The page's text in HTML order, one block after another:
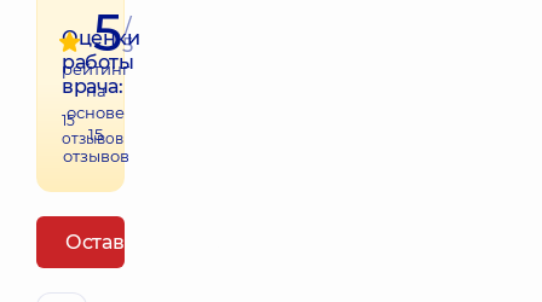
Оценки
работы
врача:
15
отзывов
5/
5
рейтинг
на
основе
15
отзывов
Оставить отзыв